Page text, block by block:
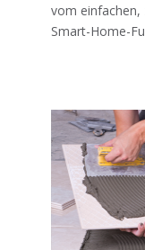
vom
Smart-Home-